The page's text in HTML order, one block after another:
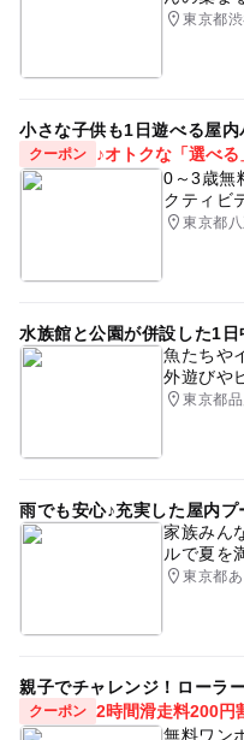
東京都
小さな子供も1日遊べる屋内
クーポン
♪オトクな「選べる
0～3歳無
クティビ
東京都
水族館と公園が併設した1
魚たちや
外遊びや
東京都
雨でも安心♪充実した屋内プ
家族みん
ルで夏を
東京都
親子でチャレンジ！ローラ
クーポン 2時間滑走料200円
無料ワン